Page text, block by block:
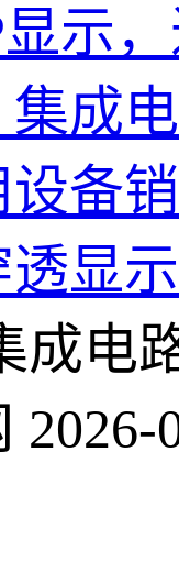
示
成
备
显
成电
2026-